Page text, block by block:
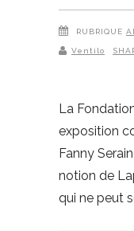
RUBRIQUE
Ventilo
La
exposition
Fanny
notion de
qui ne peut